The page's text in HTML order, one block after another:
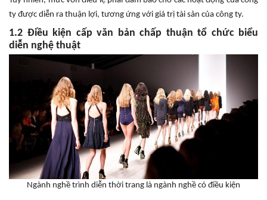
ty được diễn ra thuận lợi, tương ứng với giá trị tài sản của công ty.
1.2 Điều kiện cấp văn bản chấp thuận tổ chức biểu
diễn nghệ thuật
Ngành nghề trình diễn thời trang là ngành nghề có điều kiện